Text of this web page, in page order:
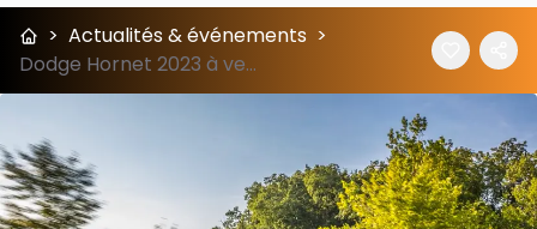
> Actualités & événements >
Dodge Hornet 2023 à venir